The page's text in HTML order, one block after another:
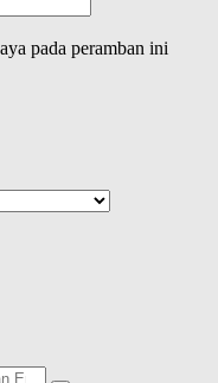
pada peramban ini